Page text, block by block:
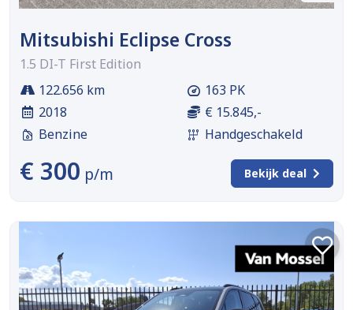
Mitsubishi Eclipse Cross
1.5 DI-T First Edition
122.656 km
2018
Benzine
163 PK
€ 15.845,-
Handgeschakeld
€ 300 p/m Bekijk deal